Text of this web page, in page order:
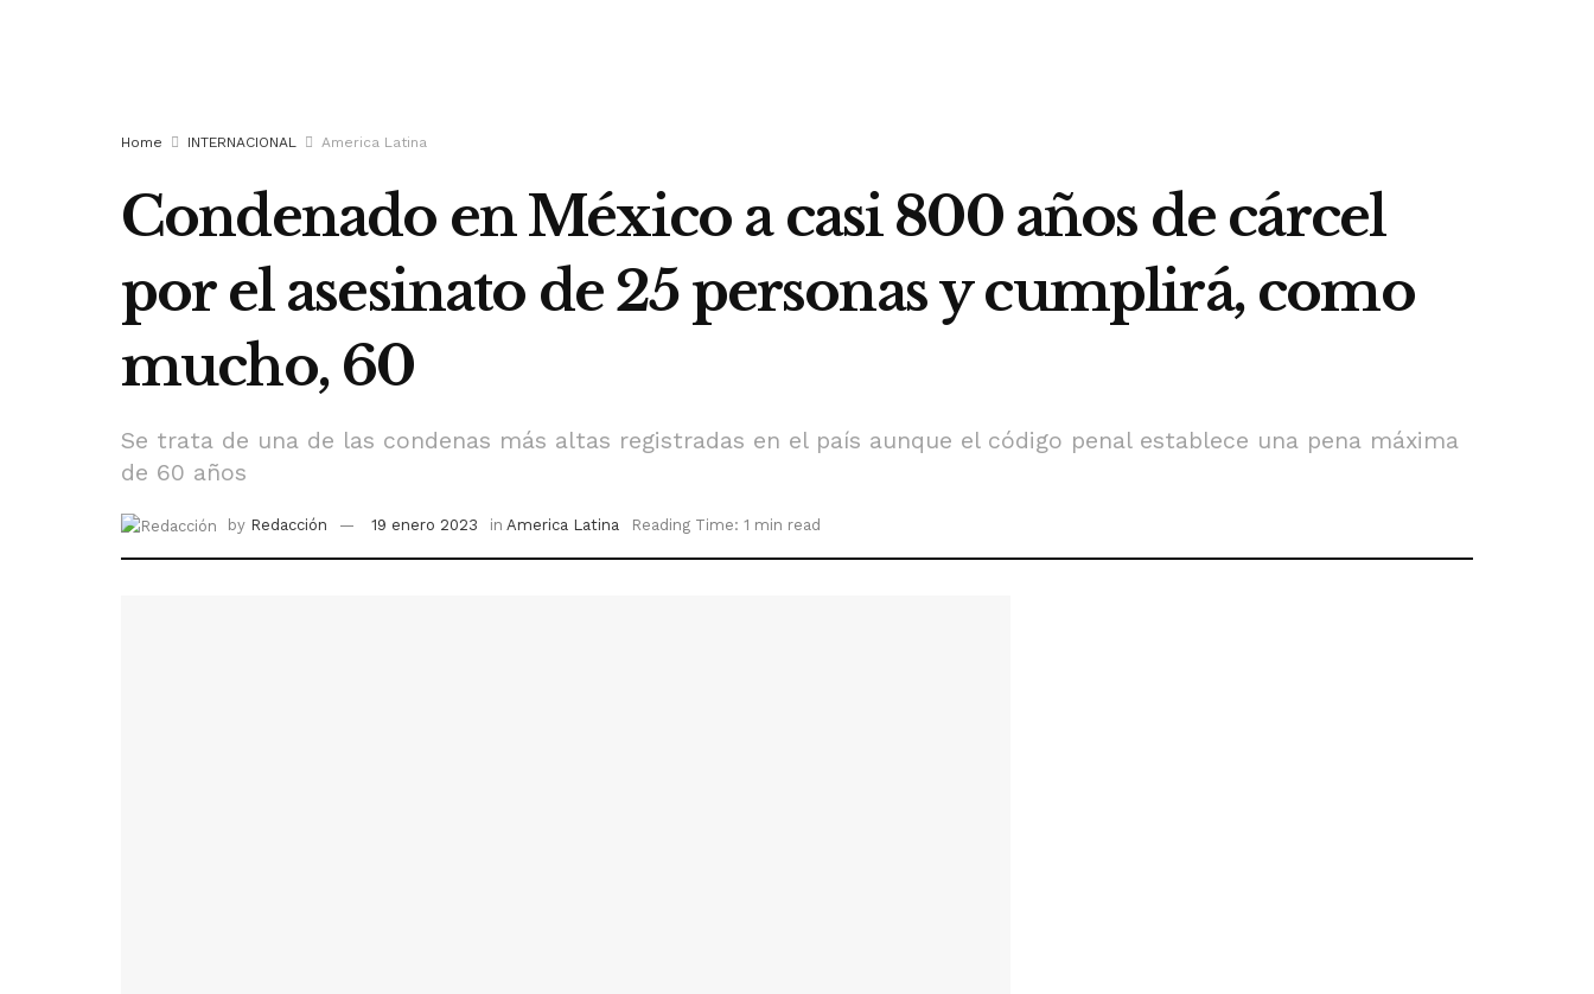
Home INTERNACIONAL America Latina
Condenado en México a casi 800 años de cárcel
por el asesinato de 25 personas y cumplirá, como
mucho, 60
Se trata de una de las condenas más altas registradas en el país aunque el código penal establece una pena máxima
de 60 años
by Redacción 19 enero 2023 in America Latina Reading Time: 1 min read